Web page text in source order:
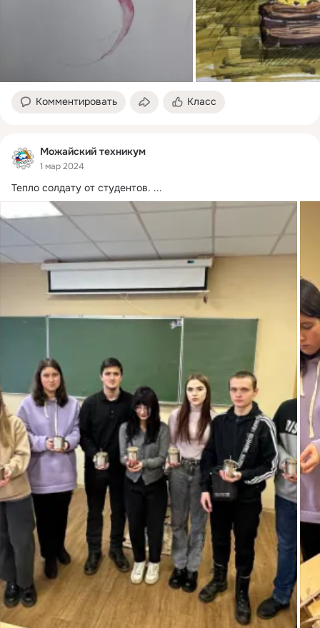
Комментировать Класс
Можайский техникум
1 мар 2024
Тепло солдату от студентов. ...